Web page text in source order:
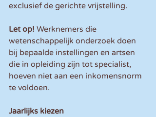
exclusief de gerichte vrijstelling.
Let op! Werknemers die
wetenschappelijk onderzoek doen
bij bepaalde instellingen en artsen
die in opleiding zijn tot specialist,
hoeven niet aan een inkomensnorm
te voldoen.
Jaarlijks kiezen